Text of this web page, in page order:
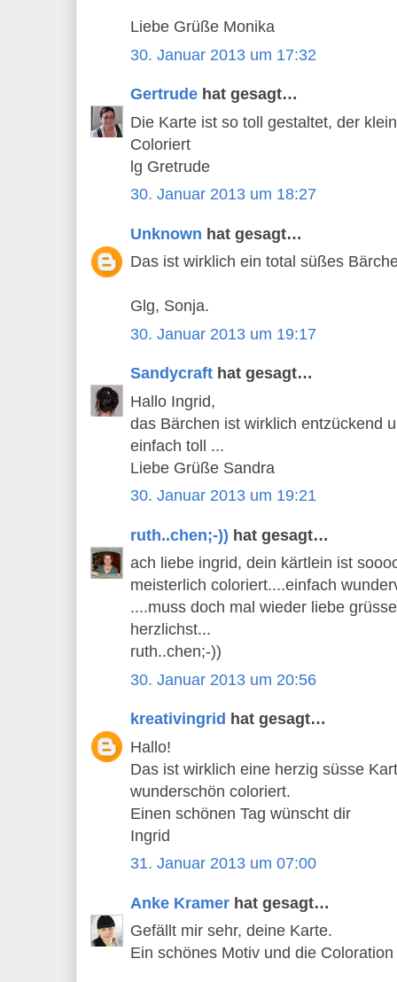
Liebe Grüße Monika
30. Januar 2013 um 17:32
Gertrude hat gesagt…
Die Karte ist so toll gestaltet, der
Coloriert
lg Gretrude
30. Januar 2013 um 18:27
Unknown hat gesagt…
Das ist wirklich ein total süßes
Glg, Sonja.
30. Januar 2013 um 19:17
Sandycraft hat gesagt…
Hallo Ingrid,
das Bärchen ist wirklich entzückend
einfach toll ...
Liebe Grüße Sandra
30. Januar 2013 um 19:21
ruth..chen;-)) hat gesagt…
ach liebe ingrid, dein kärtlein ist
meisterlich coloriert....einfach
....muss doch mal wieder liebe
herzlichst...
ruth..chen;-))
30. Januar 2013 um 20:56
kreativingrid hat gesagt…
Hallo!
Das ist wirklich eine herzig süsse
wunderschön coloriert.
Einen schönen Tag wünscht dir
Ingrid
31. Januar 2013 um 07:00
Anke Kramer hat gesagt…
Gefällt mir sehr, deine Karte.
Ein schönes Motiv und die